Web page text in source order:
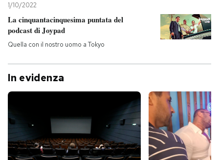
1/10/2022
La cinquantacinquesima puntata del
podcast di Joypad
Quella con il nostro uomo a Tokyo
In evidenza